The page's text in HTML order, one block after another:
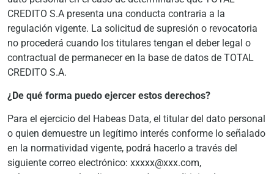
CREDITO S.A presenta una conducta contraria a la
regulación vigente. La solicitud de supresión o revocatoria
no procederá cuando los titulares tengan el deber legal o
contractual de permanecer en la base de datos de TOTAL
CREDITO S.A.
¿De qué forma puedo ejercer estos derechos?
Para el ejercicio del Habeas Data, el titular del dato personal
o quien demuestre un legítimo interés conforme lo señalado
en la normatividad vigente, podrá hacerlo a través del
siguiente correo electrónico: xxxxx@xxx.com,